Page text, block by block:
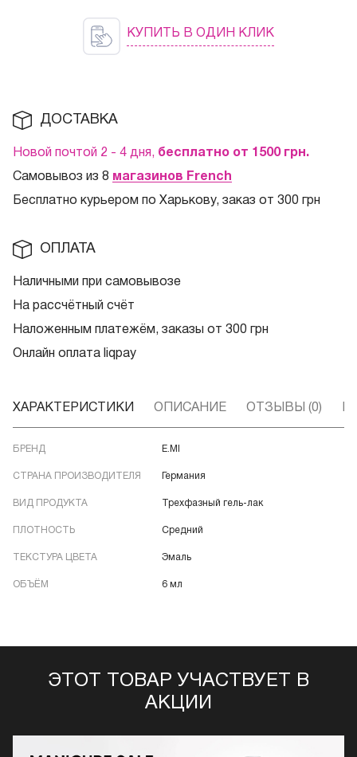
КУПИТЬ В ОДИН КЛИК
ДОСТАВКА
Новой почтой 2 - 4 дня, бесплатно от 1500 грн.
Самовывоз из 8 магазинов French
Бесплатно курьером по Харькову, заказ от 300 грн
ОПЛАТА
Наличными при самовывозе
На рассчётный счёт
Наложенным платежём, заказы от 300 грн
Онлайн оплата liqpay
ХАРАКТЕРИСТИКИ ОПИСАНИЕ ОТЗЫВЫ (0)
БРЕНД E.MI
СТРАНА ПРОИЗВОДИТЕЛЯ Германия
ВИД ПРОДУКТА Трехфазный гель-лак
ПЛОТНОСТЬ Средний
ТЕКСТУРА ЦВЕТА Эмаль
ОБЪЁМ 6 мл
ЭТОТ ТОВАР УЧАСТВУЕТ В
АКЦИИ